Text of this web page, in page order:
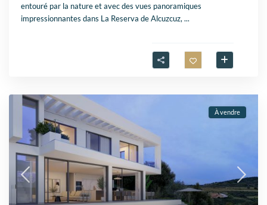
entouré par la nature et avec des vues panoramiques
impressionnantes dans La Reserva de Alcuzcuz,...
À vendre